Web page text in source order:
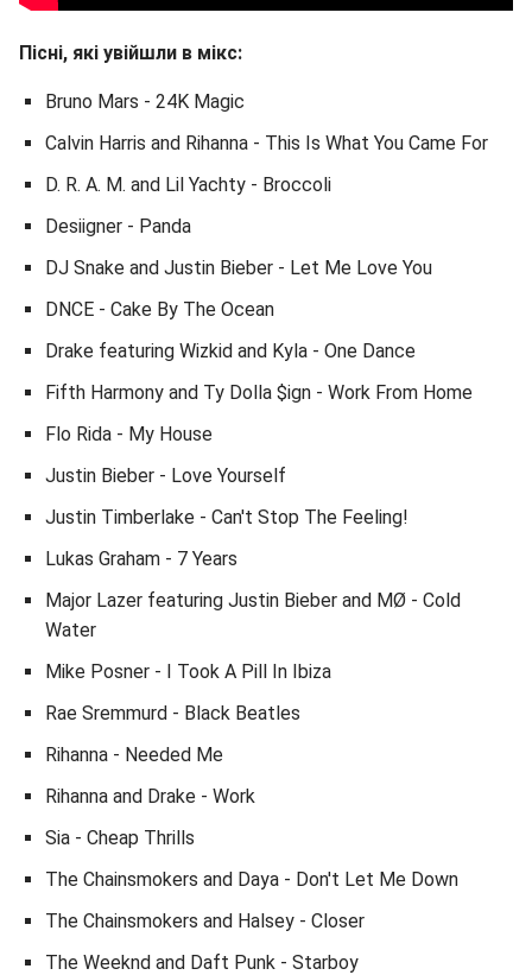
Пісні, які увійшли в мікс:
Bruno Mars - 24K Magic
Calvin Harris and Rihanna - This Is What You Came For
D. R. A. M. and Lil Yachty - Broccoli
Desiigner - Panda
DJ Snake and Justin Bieber - Let Me Love You
DNCE - Cake By The Ocean
Drake featuring Wizkid and Kyla - One Dance
Fifth Harmony and Ty Dolla $ign - Work From Home
Flo Rida - My House
Justin Bieber - Love Yourself
Justin Timberlake - Can't Stop The Feeling!
Lukas Graham - 7 Years
Major Lazer featuring Justin Bieber and MØ - Cold
Water
Mike Posner - I Took A Pill In Ibiza
Rae Sremmurd - Black Beatles
Rihanna - Needed Me
Rihanna and Drake - Work
Sia - Cheap Thrills
The Chainsmokers and Daya - Don't Let Me Down
The Chainsmokers and Halsey - Closer
The Weeknd and Daft Punk - Starboy